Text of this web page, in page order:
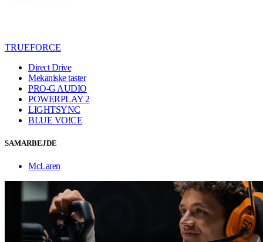
TRUEFORCE
Direct Drive
Mekaniske taster
PRO-G AUDIO
POWERPLAY 2
LIGHTSYNC
BLUE VO!CE
SAMARBEJDE
McLaren